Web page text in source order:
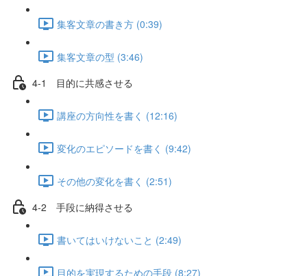
集客文章の書き方 (0:39)
集客文章の型 (3:46)
4-1 目的に共感させる
講座の方向性を書く (12:16)
変化のエピソードを書く (9:42)
その他の変化を書く (2:51)
4-2 手段に納得させる
書いてはいけないこと (2:49)
目的を実現するための手段 (8:27)